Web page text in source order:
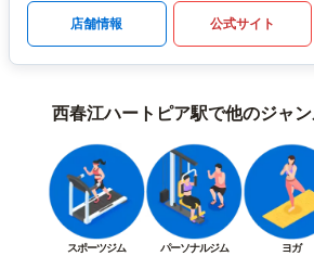
店舗情報 公式サイト
西春江ハートピア駅で他のジャ
スポーツジム パーソナルジム ヨガ